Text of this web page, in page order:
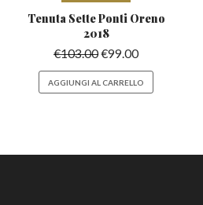
Tenuta Sette Ponti Oreno
2018
€103.00€99.00
AGGIUNGI AL CARRELLO